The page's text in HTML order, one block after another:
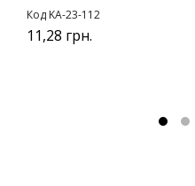
Код KA-23-112
11,28 грн.